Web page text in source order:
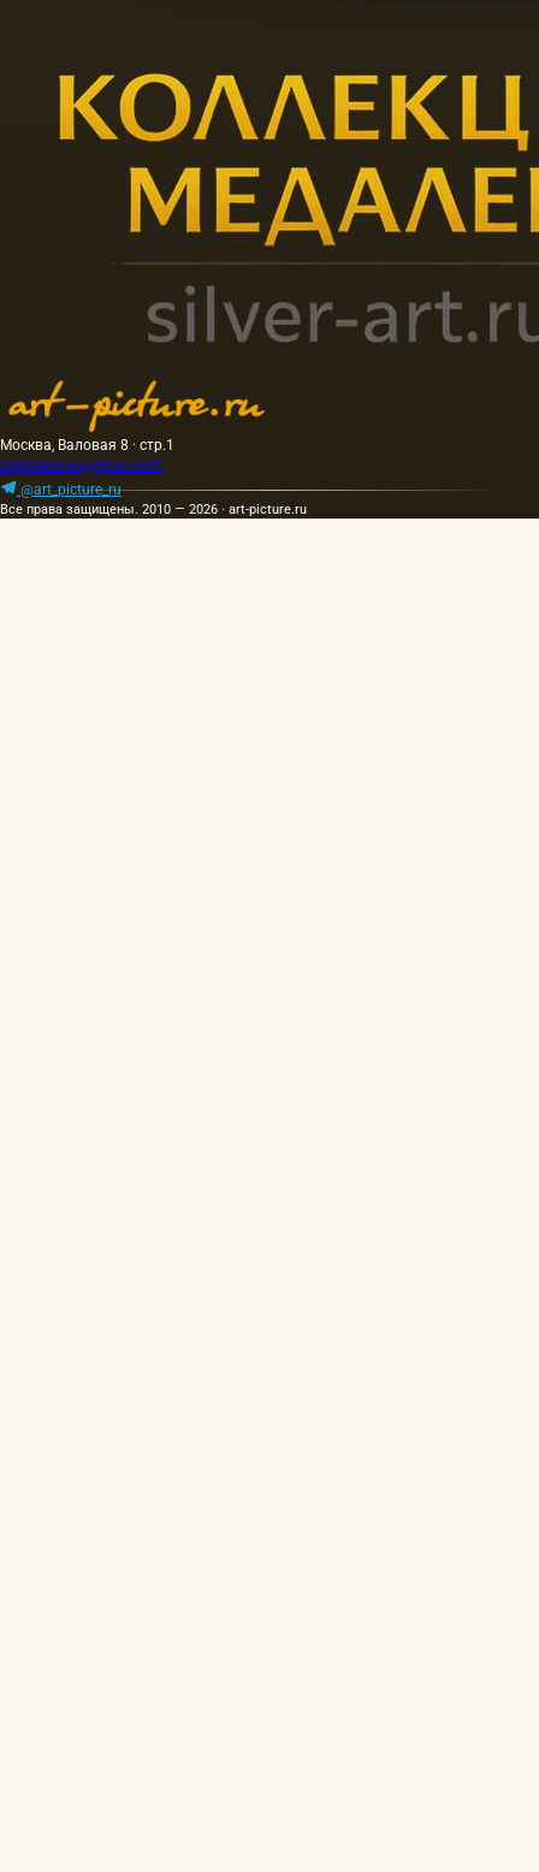
Москва, Валовая 8 · стр.1
artpicture.ru@gmail.com
@art_picture_ru
Все права защищены. 2010 — 2026 · art-picture.ru